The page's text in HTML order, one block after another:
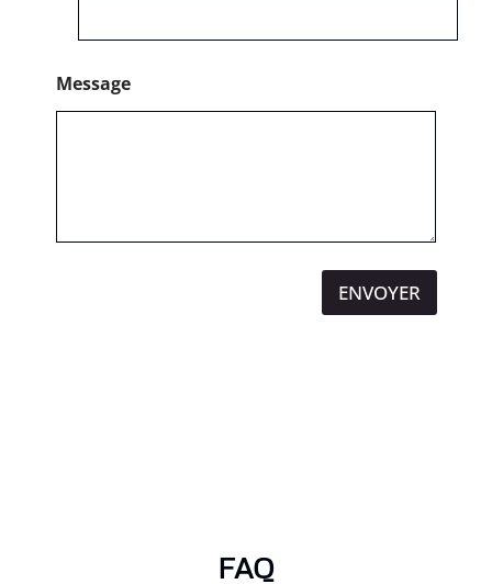
Message
ENVOYER
FAQ